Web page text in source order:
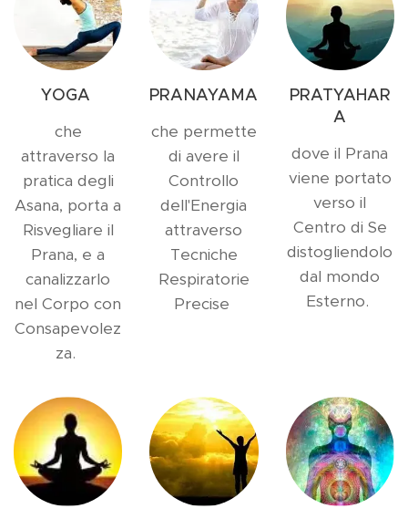
YOGA
che
attraverso la
pratica degli
Asana, porta a
Risvegliare il
Prana, e a
canalizzarlo
nel Corpo con
Consapevolez
za.
PRANAYAMA
che permette
di avere il
Controllo
dell'Energia
attraverso
Tecniche
Respiratorie
Precise
PRATYAHAR
A
dove il Prana
viene portato
verso il
Centro di Se
distogliendolo
dal mondo
Esterno.